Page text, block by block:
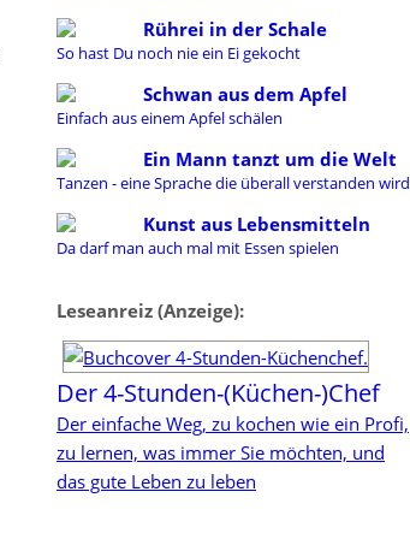
Rührei in der Schale
So hast Du noch nie ein Ei gekocht
Schwan aus dem Apfel
Einfach aus einem Apfel schälen
Ein Mann tanzt um die Welt
Tanzen - eine Sprache die überall verstanden wird
Kunst aus Lebensmitteln
Da darf man auch mal mit Essen spielen
Leseanreiz (Anzeige):
Der 4-Stunden-(Küchen-)Chef
Der einfache Weg, zu kochen wie ein Profi,
zu lernen, was immer Sie möchten, und
das gute Leben zu leben